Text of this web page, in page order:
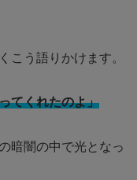
こう語りかけます。
てくれたのよ」
暗闇の中で光となっ